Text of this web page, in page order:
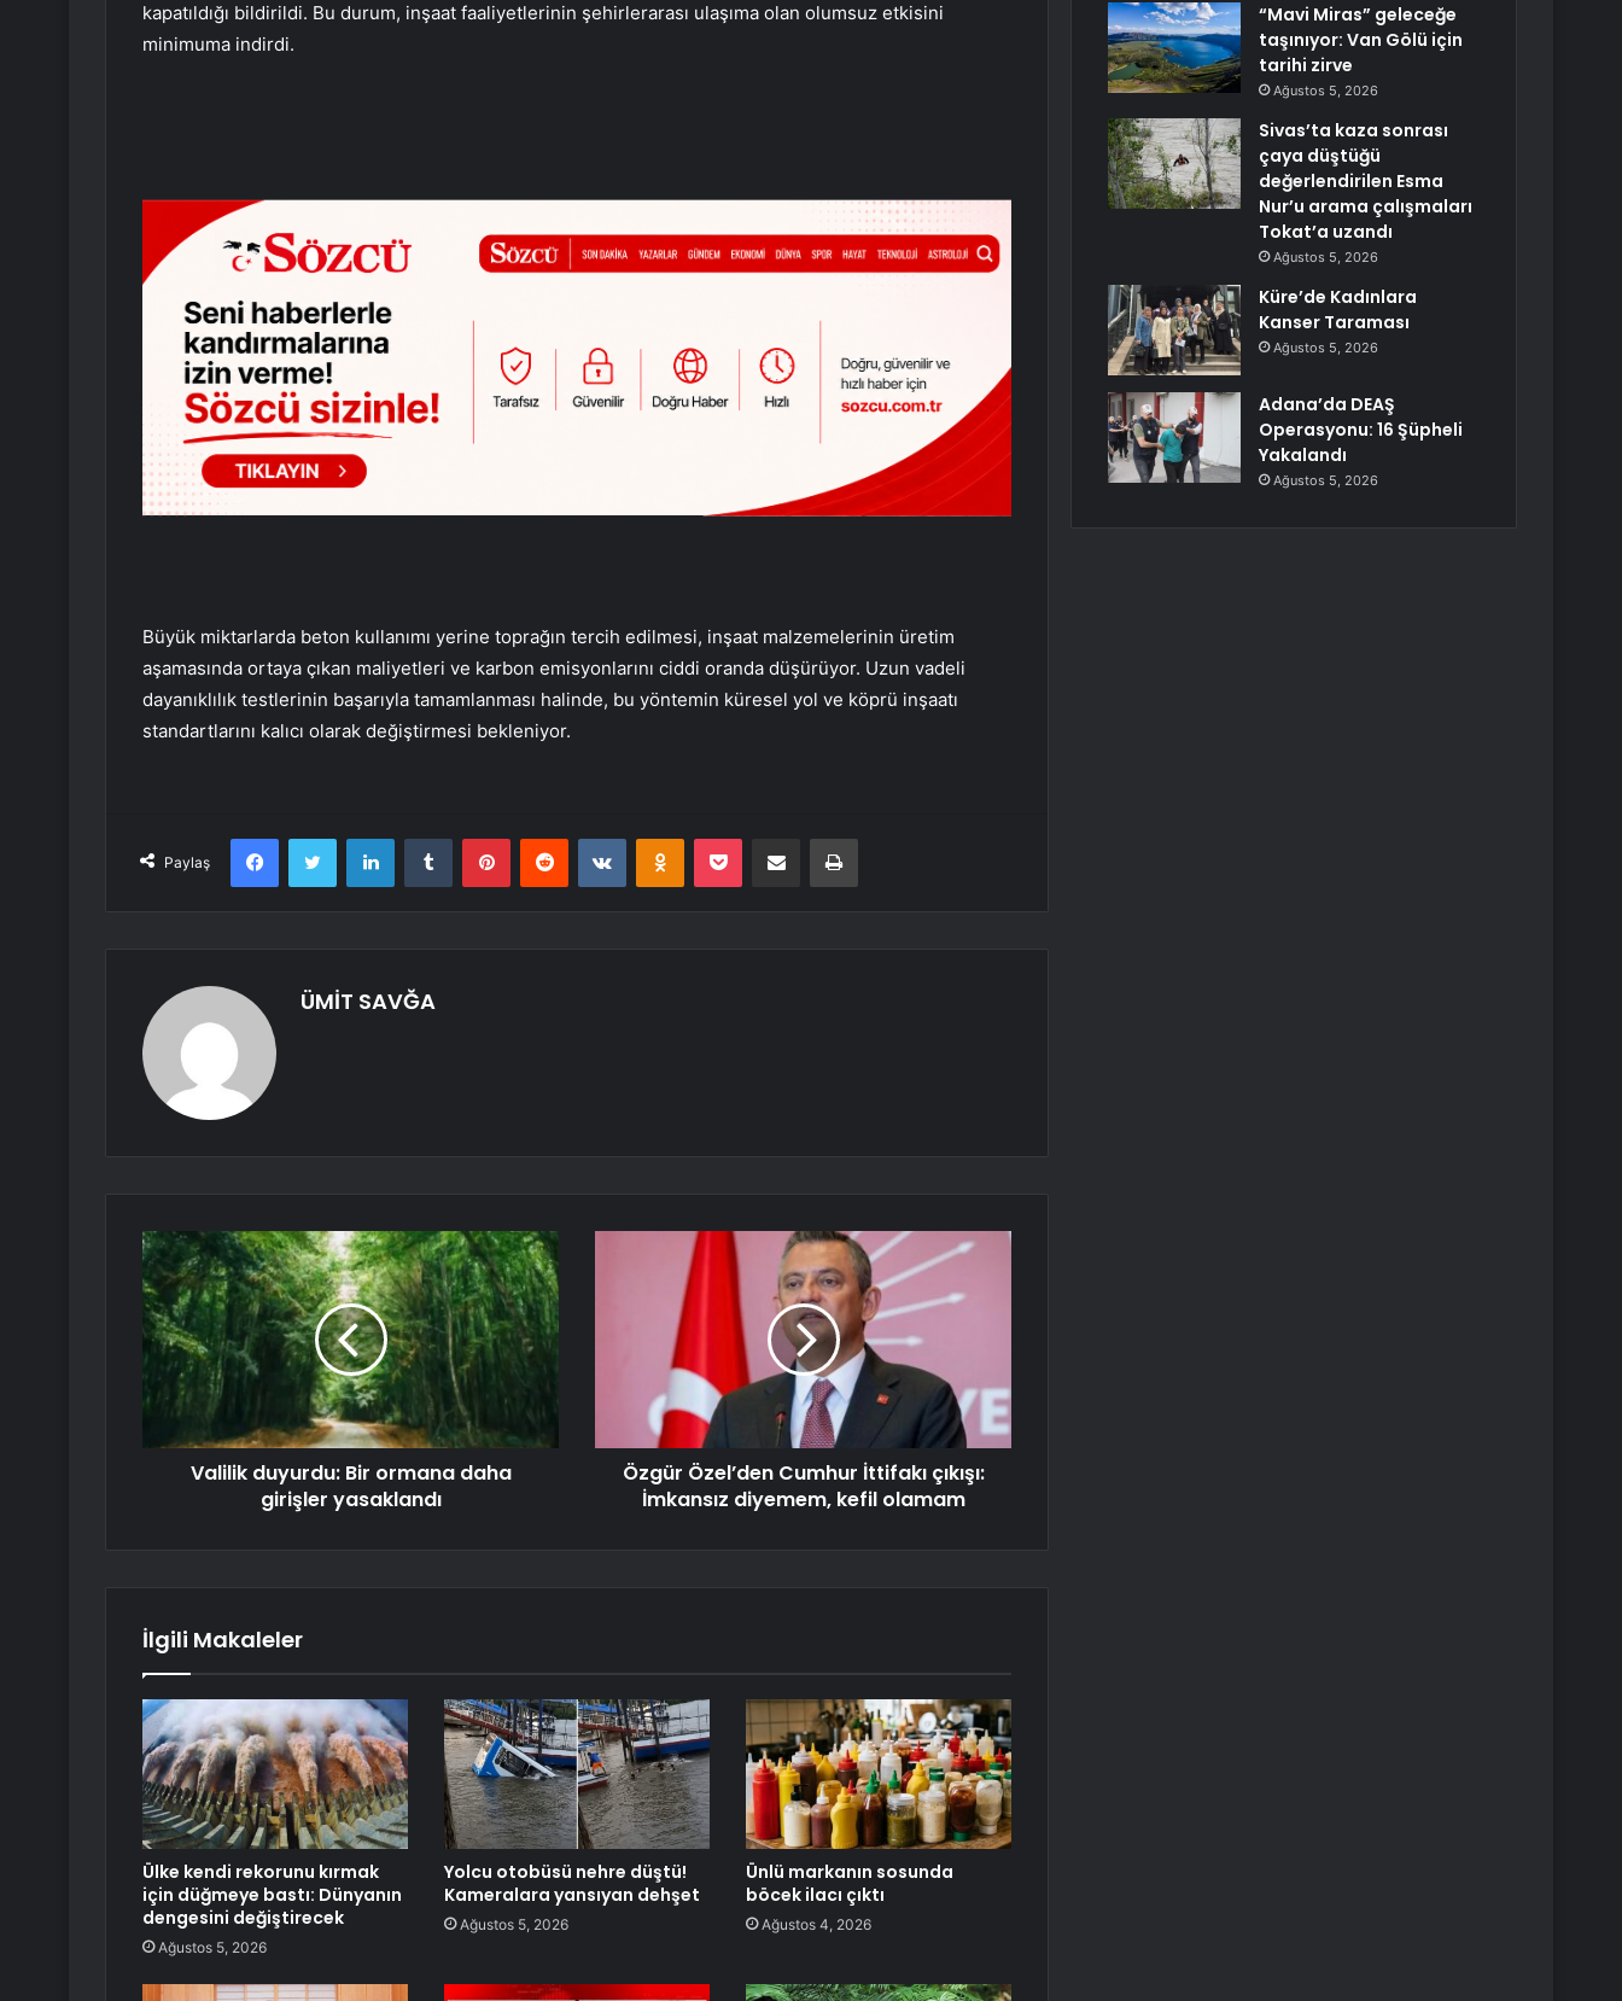
kapatıldığı bildirildi. Bu durum, inşaat faaliyetlerinin şehirlerarası ulaşıma olan olumsuz etkisini
minimuma indirdi.
Büyük miktarlarda beton kullanımı yerine toprağın tercih edilmesi, inşaat malzemelerinin üretim
aşamasında ortaya çıkan maliyetleri ve karbon emisyonlarını ciddi oranda düşürüyor. Uzun vadeli
dayanıklılık testlerinin başarıyla tamamlanması halinde, bu yöntemin küresel yol ve köprü inşaatı
standartlarını kalıcı olarak değiştirmesi bekleniyor.
Paylaş
FacebookTwitter LinkedInTumblr PinterestReddit VKontakteOdnoklassniki
Pocket E-Posta ile paylaş Yazdır
ÜMİT SAVĞA
Valilik duyurdu: Bir ormana daha
girişler yasaklandı
Özgür Özel’den Cumhur İttifakı çıkışı:
İmkansız diyemem, kefil olamam
İlgili Makaleler
Ülke kendi rekorunu kırmak
için düğmeye bastı: Dünyanın
dengesini değiştirecek
Ağustos 5, 2026
Yolcu otobüsü nehre düştü!
Kameralara yansıyan dehşet
Ağustos 5, 2026
Ünlü markanın sosunda
böcek ilacı çıktı
Ağustos 4, 2026
“Mavi Miras” geleceğe
taşınıyor: Van Gölü için
tarihi zirve
Ağustos 5, 2026
Sivas’ta kaza sonrası
çaya düştüğü
değerlendirilen Esma
Nur’u arama çalışmaları
Tokat’a uzandı
Ağustos 5, 2026
Küre’de Kadınlara
Kanser Taraması
Ağustos 5, 2026
Adana’da DEAŞ
Operasyonu: 16 Şüpheli
Yakalandı
Ağustos 5, 2026